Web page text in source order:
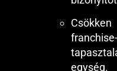
egység.